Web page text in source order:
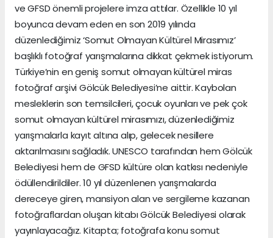
ve GFSD önemli projelere imza attılar. Özellikle 10 yıl
boyunca devam eden en son 2019 yılında
düzenlediğimiz ‘Somut Olmayan Kültürel Mirasımız’
başlıklı fotoğraf yarışmalarına dikkat çekmek istiyorum.
Türkiye’nin en geniş somut olmayan kültürel miras
fotoğraf arşivi Gölcük Belediyesi’ne aittir. Kaybolan
mesleklerin son temsilcileri, çocuk oyunları ve pek çok
somut olmayan kültürel mirasımızı, düzenlediğimiz
yarışmalarla kayıt altına alıp, gelecek nesillere
aktarılmasını sağladık. UNESCO tarafından hem Gölcük
Belediyesi hem de GFSD kültüre olan katkısı nedeniyle
ödüllendirildiler. 10 yıl düzenlenen yarışmalarda
dereceye giren, mansiyon alan ve sergileme kazanan
fotoğraflardan oluşan kitabı Gölcük Belediyesi olarak
yayınlayacağız. Kitapta; fotoğrafa konu somut